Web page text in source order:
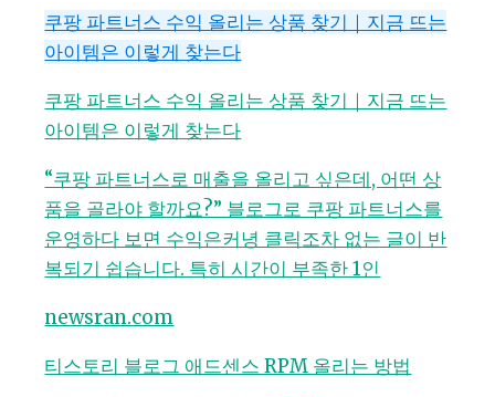
쿠팡 파트너스 수익 올리는 상품 찾기｜지금 뜨는
아이템은 이렇게 찾는다
쿠팡 파트너스 수익 올리는 상품 찾기｜지금 뜨는
아이템은 이렇게 찾는다
“쿠팡 파트너스로 매출을 올리고 싶은데, 어떤 상
품을 골라야 할까요?” 블로그로 쿠팡 파트너스를
운영하다 보면 수익은커녕 클릭조차 없는 글이 반
복되기 쉽습니다. 특히 시간이 부족한 1인
newsran.com
티스토리 블로그 애드센스 RPM 올리는 방법